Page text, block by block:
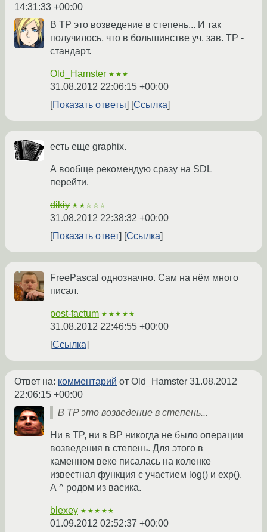
14:31:33 +00:00
В TP это возведение в степень... И так
получилось, что в большинстве уч. зав. TP -
стандарт.
Old_Hamster ★★★
31.08.2012 22:06:15 +00:00
Показать ответы
Ссылка
есть еще graphix.
А вообще рекомендую сразу на SDL
перейти.
dikiy ★★☆☆☆
31.08.2012 22:38:32 +00:00
Показать ответ
Ссылка
FreePascal однозначно. Сам на нём много
писал.
post-factum ★★★★★
31.08.2012 22:46:55 +00:00
Ссылка
Ответ на: комментарий от Old_Hamster 31.08.2012
22:06:15 +00:00
В TP это возведение в степень...
Ни в TP, ни в BP никогда не было операции
возведения в степень. Для этого в
каменном веке писалась на коленке
известная функция с участием log() и exp().
А ^ родом из васика.
blexey ★★★★★
01.09.2012 02:52:37 +00:00